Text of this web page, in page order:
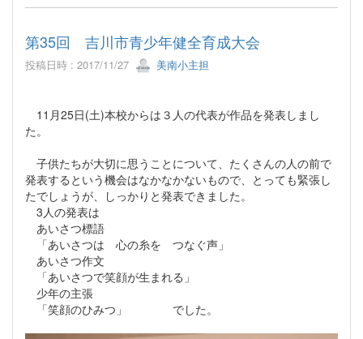
第35回 吉川市青少年健全育成大会
投稿日時 : 2017/11/27 美南小主担
11月25日(土)本校からは３人の代表が作品を発表しまし
た。
子供たちが大切に思うことについて、たくさんの人の前で
発表するという機会はなかなかないもので、とっても緊張し
たでしょうが、しっかりと発表できました。
3人の発表は
あいさつ標語
「あいさつは 心の糸を つなぐ声」
あいさつ作文
「あいさつで笑顔が生まれる」
少年の主張
「笑顔のひみつ」 でした。